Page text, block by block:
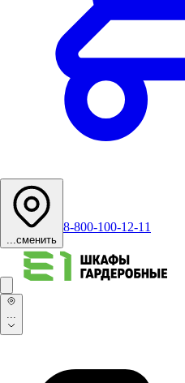
...сменить
8-800-100-12-11
...